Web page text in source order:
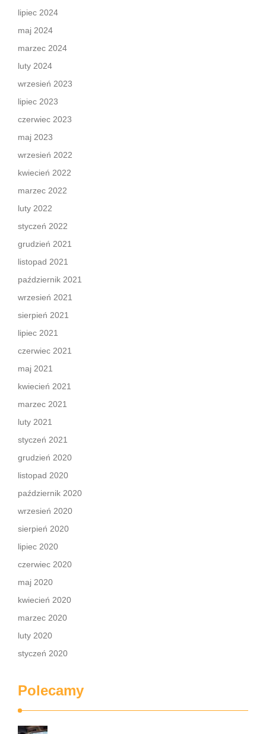
lipiec 2024
maj 2024
marzec 2024
luty 2024
wrzesień 2023
lipiec 2023
czerwiec 2023
maj 2023
wrzesień 2022
kwiecień 2022
marzec 2022
luty 2022
styczeń 2022
grudzień 2021
listopad 2021
październik 2021
wrzesień 2021
sierpień 2021
lipiec 2021
czerwiec 2021
maj 2021
kwiecień 2021
marzec 2021
luty 2021
styczeń 2021
grudzień 2020
listopad 2020
październik 2020
wrzesień 2020
sierpień 2020
lipiec 2020
czerwiec 2020
maj 2020
kwiecień 2020
marzec 2020
luty 2020
styczeń 2020
Polecamy